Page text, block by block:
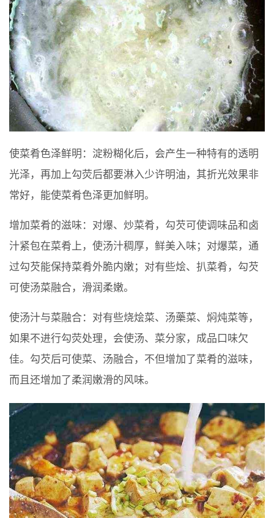
使菜肴色泽鲜明：淀粉糊化后，会产生一种特有的透明
光泽，再加上勾荧后都要淋入少许明油，其折光效果非
常好，能使菜肴色泽更加鲜明。
增加菜肴的滋味：对爆、炒菜肴，勾芡可使调味品和卤
汁紧包在菜肴上，使汤汁稠厚，鲜美入味；对爆菜，通
过勾芡能保持菜肴外脆内嫩；对有些烩、扒菜肴，勾芡
可使汤菜融合，滑润柔嫩。
使汤汁与菜融合：对有些烧烩菜、汤藥菜、焖炖菜等，
如果不进行勾荧处理，会使汤、菜分家，成品口味欠
佳。勾芡后可使菜、汤融合，不但增加了菜肴的滋味，
而且还增加了柔润嫩滑的风味。